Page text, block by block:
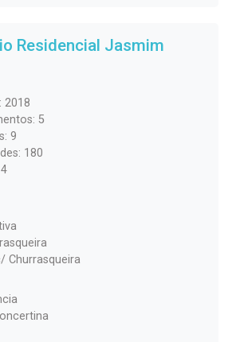
Residencial Jasmim
2018
5
9
180
Churrasqueira